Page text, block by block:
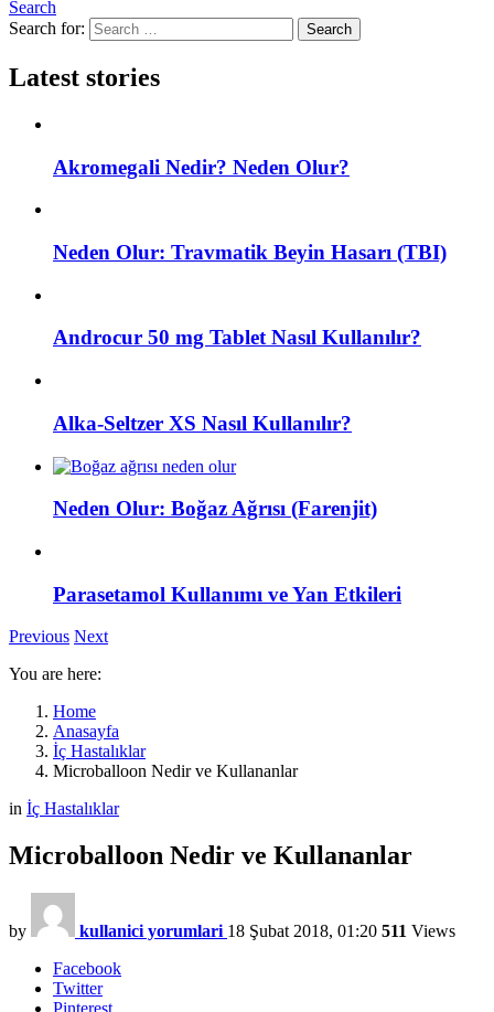
Search
Search for:
Search
Latest stories
Akromegali Nedir? Neden Olur?
Neden Olur: Travmatik Beyin Hasarı (TBI)
Androcur 50 mg Tablet Nasıl Kullanılır?
Alka-Seltzer XS Nasıl Kullanılır?
Neden Olur: Boğaz Ağrısı (Farenjit)
Parasetamol Kullanımı ve Yan Etkileri
Previous Next
You are here:
Home
Anasayfa
İç Hastalıklar
Microballoon Nedir ve Kullananlar
in İç Hastalıklar
Microballoon Nedir ve Kullananlar
by kullanici yorumlari 18 Şubat 2018, 01:20 511 Views
Facebook
Twitter